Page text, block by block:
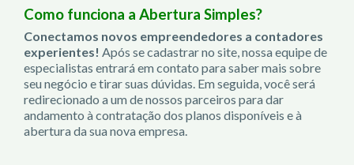
Como funciona a Abertura Simples?
Conectamos novos empreendedores a contadores
experientes! Após se cadastrar no site, nossa equipe de
especialistas entrará em contato para saber mais sobre
seu negócio e tirar suas dúvidas. Em seguida, você será
redirecionado a um de nossos parceiros para dar
andamento à contratação dos planos disponíveis e à
abertura da sua nova empresa.